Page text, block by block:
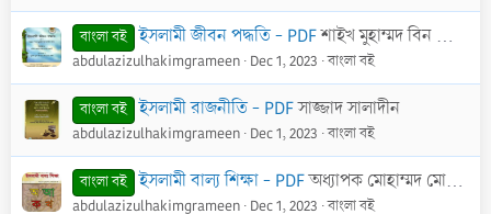
বাংলা বই ইসলামী জীবন পদ্ধতি - PDFশাইখ মুহাম্মদ বিন জামীল যাইনু
abdulazizulhakimgrameen Dec 1, 2023 বাংলা বই
বাংলা বই ইসলামী রাজনীতি - PDFসাজ্জাদ সালাদীন
abdulazizulhakimgrameen Dec 1, 2023 বাংলা বই
বাংলা বই ইসলামী বাল্য শিক্ষা - PDFঅধ্যাপক মোহাম্মদ মোজাম্মেল হক
abdulazizulhakimgrameen Dec 1, 2023 বাংলা বই